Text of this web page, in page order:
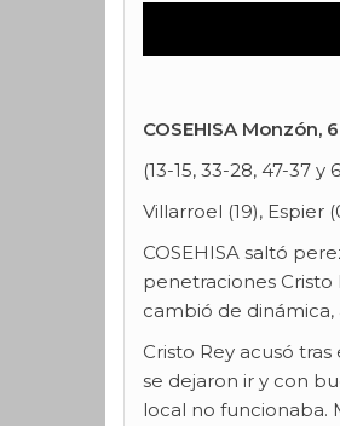
COSEHISA Monzón,
(13-15, 33-28, 47-37 y
Villarroel (19), Espier
COSEHISA saltó
penetraciones
cambió de dinámica,
Cristo Rey acusó
se dejaron ir y con
local no funcionaba.